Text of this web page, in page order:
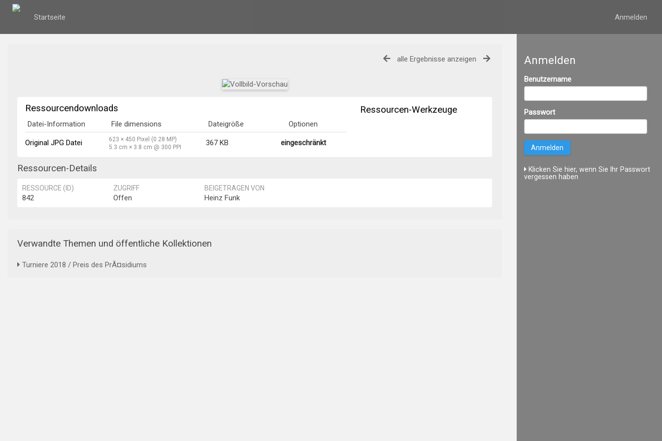
Anmelden
Startseite
Anmelden
Benutzername
Passwort
Klicken Sie hier, wenn Sie Ihr Passwort
vergessen haben
alle Ergebnisse anzeigen
Ressourcendownloads
Datei-Information File dimensions Dateigröße Optionen
Original JPG Datei
623 × 450 Pixel (0.28 MP)
5.3 cm × 3.8 cm @ 300 PPI
367 KB eingeschränkt
Ressourcen-Werkzeuge
Ressourcen-Details
RESSOURCE (ID)
842
ZUGRIFF
Offen
BEIGETRAGEN VON
Heinz Funk
Verwandte Themen und öffentliche Kollektionen
Turniere 2018 / Preis des PrÃ¤sidiums